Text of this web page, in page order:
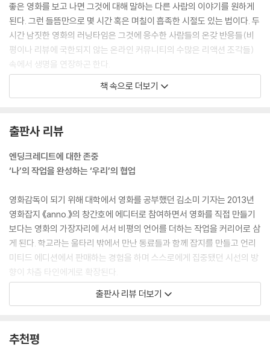
좋은 영화를 보고 나면 그것에 대해 말하는 다른 사람의 이야기를 원하게
된다. 그런 들뜸만으로 몇 시간 혹은 며칠이 흡족한 시절도 있는 법이다. 두
시간 남짓한 영화의 러닝타임은 그것에 응수한 사람들의 온갖 반응들(비
평이나 리뷰에 국한되지 않는 온라인 커뮤니티의 수많은 리액션 조각들)
속에서 생명을 연장하곤 한다.
--- p.29
제대로 펼쳐질 것만 같은 느낌, 영화로 말미암아 더 나은 마음으로 살아볼
수 있을 것만 같은 충동을 나는 영화로 인해 처음 느꼈다.
--- p.30
내가 아는 한 모든 관객은 잠시나마 ‘영화 이후의 삶’을 산다. 그걸 ‘살아 있
음’으로 불러도 좋을까. 모험하고 싶은 욕망, 사랑에 빠지고 싶은 느낌, 내
삶을 더 치열하게 다독이고 싶은 생명력, 더 자유롭거나 방탕해지리라는
파괴심이 치솟을 때 우리는 살아 있다.
--- pp.31-32
그러나 영화의 빛은 바로 그때부터 시작된다. 관객의 눈은 영화가 깨어나
기 위해 통과하는 마지막 물리적 장치다. 극장에서, 누군가의 작은 방에서
이 매체의 수명은 극적으로 연장된다. 한 편의 영화를 두고 수많은 관객이
기라는 행위에 은밀한 매혹을 부여한다.
책 속으로 더보기
출판사 리뷰
엔딩크레디트에 대한 존중
‘나’의 작업을 완성하는 ‘우리’의 협업
영화감독이 되기 위해 대학에서 영화를 공부했던 김소미 기자는 2013년
영화잡지 《anno.》의 창간호에 에디터로 참여하면서 영화를 직접 만들기
보다는 영화의 가장자리에 서서 비평의 언어를 더하는 작업을 커리어로 삼
게 된다. 학교라는 울타리 밖에서 만난 동료들과 함께 잡지를 만들고 언리
미티드 에디션에서 판매하는 경험을 하며 스스로에게 집중됐던 시선의 방
향이 차츰 타인에게로 확장된다.
저자는 《씨네21》 기자가 된 뒤 마감이 동료들의 협업에 힘입어 이뤄진다
출판사 리뷰 더보기
추천평